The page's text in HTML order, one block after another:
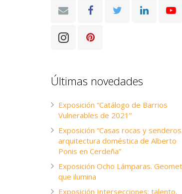
Últimas novedades
Exposición “Catálogo de Barrios
Vulnerables de 2021”
Exposición “Casas rocas y
arquitectura doméstica de Alberto
Ponis en Cerdeña”
Exposición Ocho Lámparas.
que ilumina
Exposición Intersecciones: talento,